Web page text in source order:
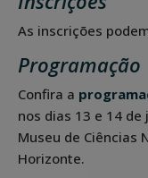
As inscrições
Programação
Confira a
nos dias 13 e 14
Museu de Ciências
Horizonte.